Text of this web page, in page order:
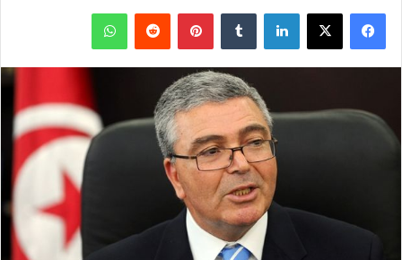
فيسبوك X لينكدإن بينتيريست واتساب